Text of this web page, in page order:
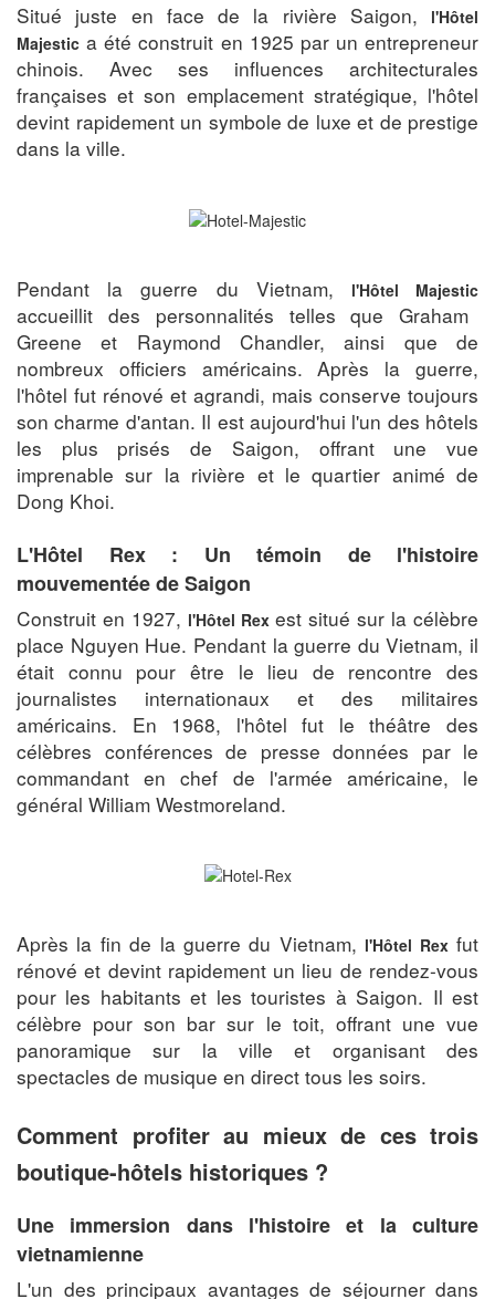
Situé juste en face de la rivière Saigon,
l'Hôtel
Majestic a été construit en 1925 par un entrepreneur
chinois. Avec ses influences architecturales
françaises et son emplacement stratégique, l'hôtel
devint rapidement un symbole de luxe et de prestige
dans la ville.
Pendant la guerre du Vietnam, l'Hôtel Majestic
accueillit des personnalités telles que Graham
Greene et Raymond Chandler, ainsi que de
nombreux officiers américains. Après la guerre,
l'hôtel fut rénové et agrandi, mais conserve toujours
son charme d'antan. Il est aujourd'hui l'un des hôtels
les plus prisés de Saigon, offrant une vue
imprenable sur la rivière et le quartier animé de
Dong Khoi.
L'Hôtel Rex : Un témoin de l'histoire
mouvementée de Saigon
Construit en 1927, l'Hôtel Rexest situé sur la célèbre
place Nguyen Hue. Pendant la guerre du Vietnam, il
était connu pour être le lieu de rencontre des
journalistes internationaux et des militaires
américains. En 1968, l'hôtel fut le théâtre des
célèbres conférences de presse données par le
commandant en chef de l'armée américaine, le
général William Westmoreland.
Après la fin de la guerre du Vietnam, l'Hôtel Rexfut
rénové et devint rapidement un lieu de rendez-vous
pour les habitants et les touristes à Saigon. Il est
célèbre pour son bar sur le toit, offrant une vue
panoramique sur la ville et organisant des
spectacles de musique en direct tous les soirs.
Comment profiter au mieux de ces trois
boutique-hôtels historiques ?
Une immersion dans l'histoire et la culture
vietnamienne
L'un des principaux avantages de séjourner dans